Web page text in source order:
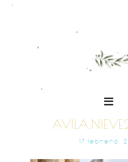
17 FEBRERO,